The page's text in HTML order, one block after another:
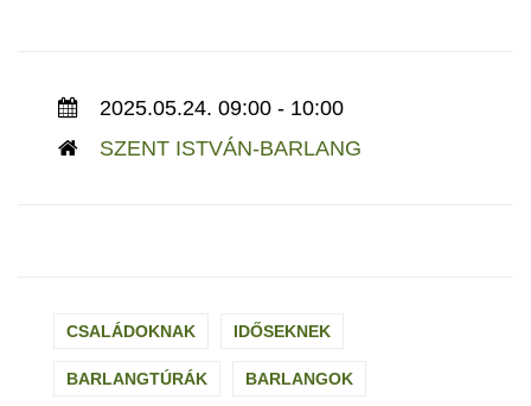
2025.05.24. 09:00 - 10:00
SZENT ISTVÁN-BARLANG
CSALÁDOKNAK IDŐSEKNEK
BARLANGTÚRÁK BARLANGOK